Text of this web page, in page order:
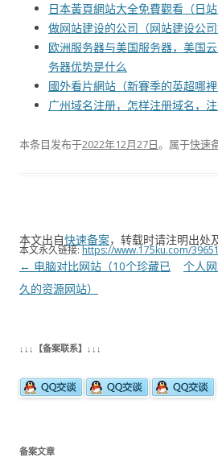
日本黃頁網站大全免費觀看（日站
做网站建设的公司（网站建设公司
欧洲服务器与美国服务器，美国
务器优势是什么
國外看片網站（新賽季的英超哪裡
广州域名注册，怎样注册域名，
本条目发布于2022年12月27日。属于快速
本文出自快速备案，转载时请注明出处
本文永久链接:https://www.175ku.com/
文
章
← 电脑对比网站（10个珍藏已
久的资源网站）
个人
↓↓↓【备案联系】↓↓↓
备案文章